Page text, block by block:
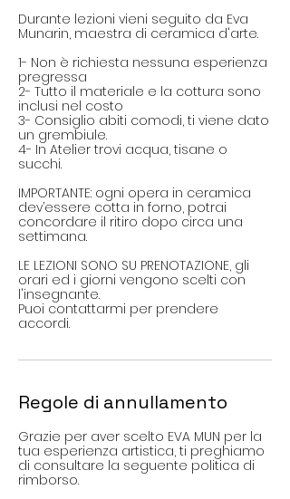
Durante lezioni vieni seguito da Eva
Munarin, maestra di ceramica d'arte.
1- Non è richiesta nessuna esperienza
pregressa
2- Tutto il materiale e la cottura sono
inclusi nel costo
3- Consiglio abiti comodi, ti viene dato
un grembiule.
4- In Atelier trovi acqua, tisane o
succhi.
IMPORTANTE: ogni opera in ceramica
dev’essere cotta in forno, potrai
concordare il ritiro dopo circa una
settimana.
LE LEZIONI SONO SU PRENOTAZIONE, gli
orari ed i giorni vengono scelti con
l'insegnante.
Puoi contattarmi per prendere
Regole di annullamento
Grazie per aver scelto EVA MUN per la
tua esperienza artistica, ti preghiamo
di consultare la seguente politica di
rimborso.